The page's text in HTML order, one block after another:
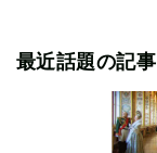
最近話題の記事